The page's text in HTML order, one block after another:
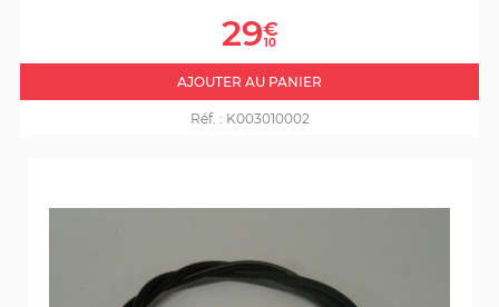
Prix
29€
10
AJOUTER AU PANIER
Réf. : K003010002